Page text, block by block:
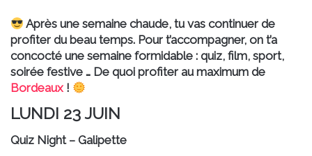
Après une semaine chaude, tu vas continuer de
profiter du beau temps. Pour t’accompagner, on t’a
concocté une semaine formidable : quiz, film, sport,
soirée festive … De quoi profiter au maximum de
Bordeaux !
LUNDI 23 JUIN
Quiz Night– Galipette